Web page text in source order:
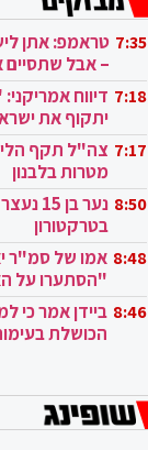
7:35 טראמפ: אתן
– אבל
בעזה 7:18 דיווח
יתקוף את
בקטאר" 7:17 צה"ל תקף
מטרות בלבנון
8:50
נער בן
בטרקטורון
8:48 אמו של סמ"ר
"הסתערו על
ובגבורה" 8:46 ביידן אמר כי
הכושלת